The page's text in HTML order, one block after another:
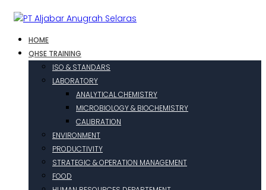
HOME
QHSE TRAINING
ISO & STANDARS
LABORATORY
ANALYTICAL CHEMISTRY
MICROBIOLOGY & BIOCHEMISTRY
CALIBRATION
ENVIRONMENT
PRODUCTIVITY
STRATEGIC & OPERATION MANAGEMENT
FOOD